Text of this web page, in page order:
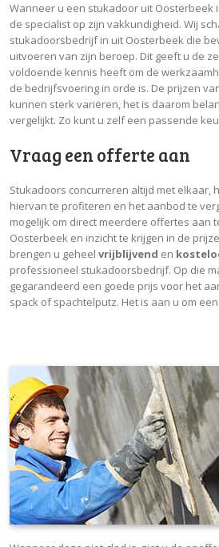
Wanneer u een stukadoor uit Oosterbeek
de specialist op zijn vakkundigheid. Wij
stukadoorsbedrijf in uit Oosterbeek die
uitvoeren van zijn beroep. Dit geeft u de
voldoende kennis heeft om de
de bedrijfsvoering in orde is. De prijzen
kunnen sterk variëren, het is daarom
vergelijkt. Zo kunt u zelf een passende
Vraag een offerte aan
Stukadoors concurreren altijd met elkaar,
hiervan te profiteren en het aanbod te
mogelijk om direct meerdere offertes aan
Oosterbeek en inzicht te krijgen in de
brengen u geheel vrijblijvend en
professioneel stukadoorsbedrijf. Op die
gegarandeerd een goede prijs voor het
spack of spachtelputz. Het is aan u om